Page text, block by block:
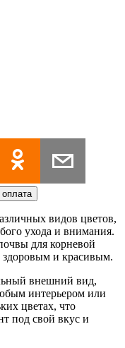
видов цветов,
ухода и внимания.
для корневой
здоровым и красивым.
внешний вид,
интерьером или
цветах, что
под свой вкус и